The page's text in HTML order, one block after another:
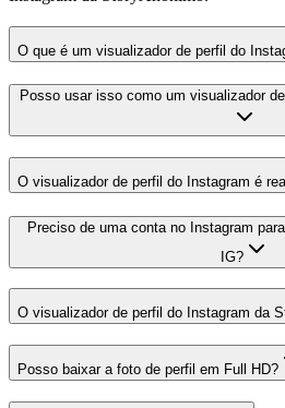
O que é um visualizador de perfil do
Posso usar isso como um visualizador
O visualizador de perfil do Instagram é
Preciso de uma conta no Instagram
IG?
O visualizador de perfil do Instagram da
Posso baixar a foto de perfil em Full HD?